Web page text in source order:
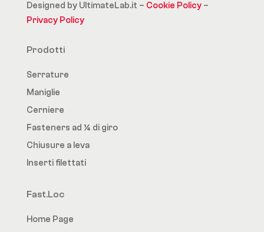
Designed by UltimateLab.it – Cookie Policy–
Privacy Policy
Prodotti
Serrature
Maniglie
Cerniere
Fasteners ad ¼ di giro
Chiusure a leva
Inserti filettati
Fast.Loc
Home Page